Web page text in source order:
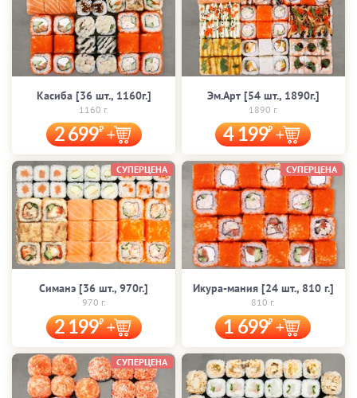
Касиба [36 шт., 1160г.]
1160 г.
2 699
Эм.Арт [54 шт., 1890г.]
1890 г.
4 199
Симанэ [36 шт., 970г.]
970 г.
2 199
СУПЕРЦЕНА
Икура-мания [24 шт., 810 г.]
810 г.
1 699
СУПЕРЦЕНА
СУПЕРЦЕНА